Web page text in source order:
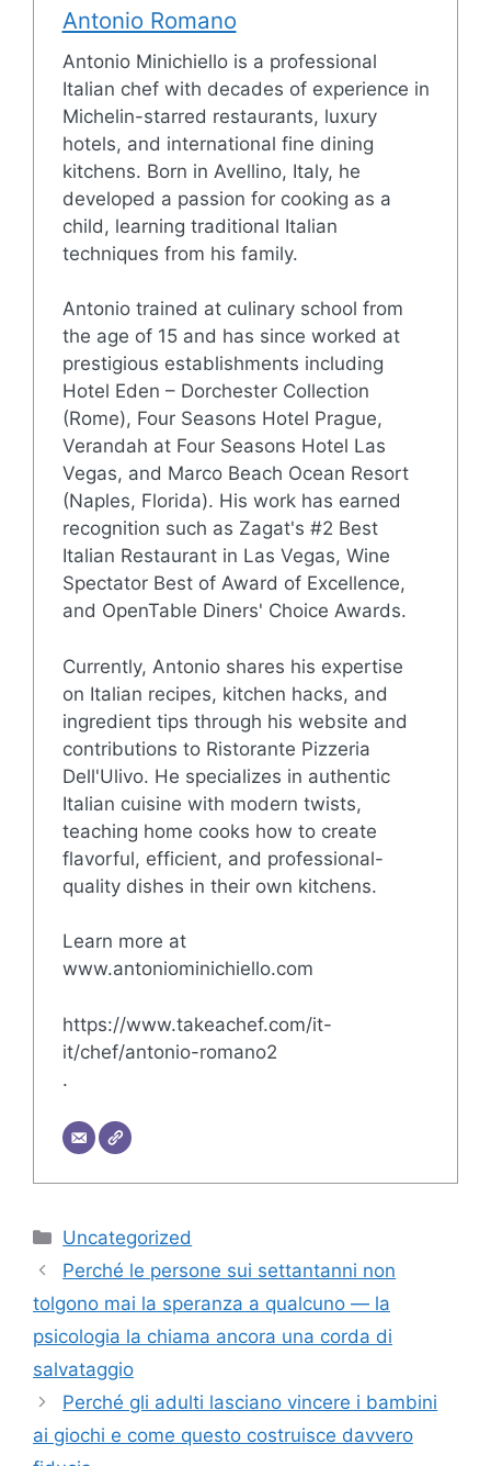
Antonio Romano
Antonio Minichiello is a professional
Italian chef with decades of experience in
Michelin-starred restaurants, luxury
hotels, and international fine dining
kitchens. Born in Avellino, Italy, he
developed a passion for cooking as a
child, learning traditional Italian
techniques from his family.
Antonio trained at culinary school from
the age of 15 and has since worked at
prestigious establishments including
Hotel Eden – Dorchester Collection
(Rome), Four Seasons Hotel Prague,
Verandah at Four Seasons Hotel Las
Vegas, and Marco Beach Ocean Resort
(Naples, Florida). His work has earned
recognition such as Zagat's #2 Best
Italian Restaurant in Las Vegas, Wine
Spectator Best of Award of Excellence,
and OpenTable Diners' Choice Awards.
Currently, Antonio shares his expertise
on Italian recipes, kitchen hacks, and
ingredient tips through his website and
contributions to Ristorante Pizzeria
Dell'Ulivo. He specializes in authentic
Italian cuisine with modern twists,
teaching home cooks how to create
flavorful, efficient, and professional-
quality dishes in their own kitchens.
Learn more at
www.antoniominichiello.com
https://www.takeachef.com/it-
it/chef/antonio-romano2
.
Categorie
Uncategorized
Perché le persone sui settantanni non
tolgono mai la speranza a qualcuno — la
psicologia la chiama ancora una corda di
salvataggio
Perché gli adulti lasciano vincere i bambini
ai giochi e come questo costruisce davvero